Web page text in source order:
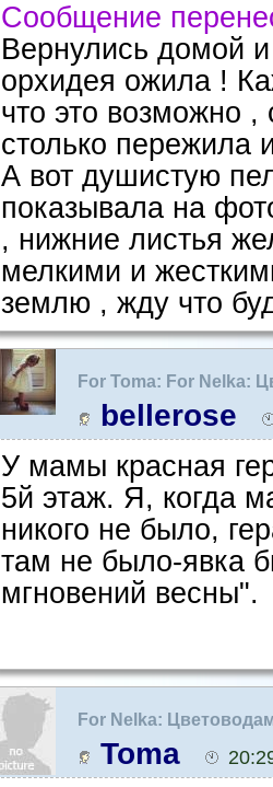
Сообщение
Вернулись домой
орхидея ожила !
что это возможно
столько пережила
А вот душистую
показывала на
, нижние листья
мелкими и
землю , жду что
For Toma: For Nelka:
bellerose
У мамы красная
5й этаж. Я, когда
никого не было,
там не было-явка
мгновений весны".
For Nelka:
Toma